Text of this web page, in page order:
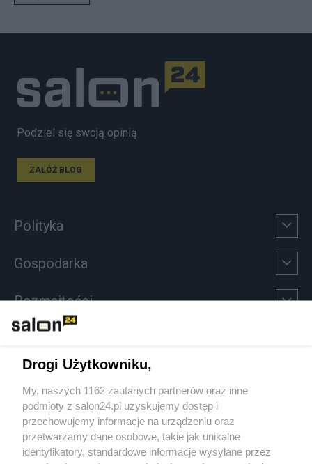
Podziel się swoją opinią
ZAŁÓŻ BLOG
Polityka
Gospodarka
Rozmaitości
Sport
Społeczeństwo
Kultura
Drogi Użytkowniku,
My, naszych 1162 zaufanych partnerów oraz inne
podmioty z salon24.pl uzyskujemy dostęp i
przechowujemy informacje na urządzeniu oraz
przetwarzamy dane osobowe, takie jak unikalne
identyfikatory, standardowe informacje wysyłane przez